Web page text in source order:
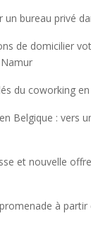
un bureau privé
de domicilier
du coworking
Belgique : vers
et nouvelle
à